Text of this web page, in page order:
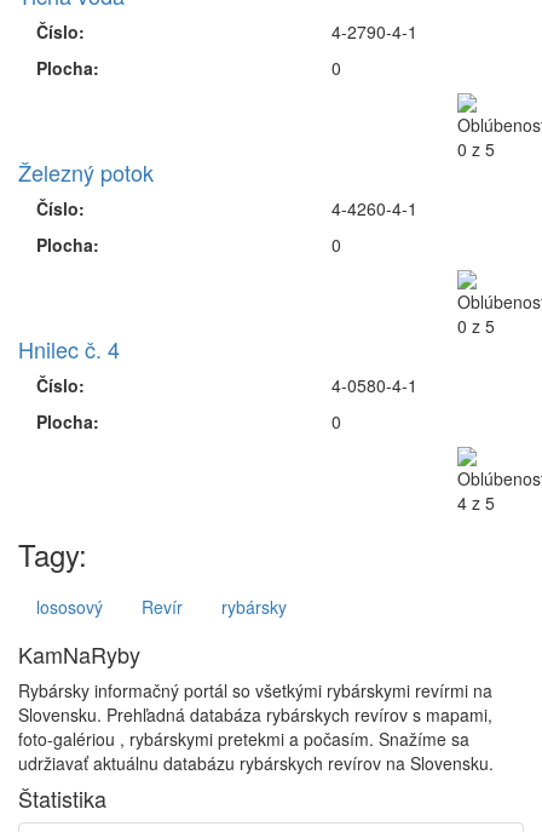
Číslo:
Plocha:
4-2790-4-1
0
Železný potok
Číslo:
Plocha:
4-4260-4-1
0
Hnilec č. 4
Číslo:
Plocha:
4-0580-4-1
0
Tagy:
lososový Revír rybársky
KamNaRyby
Rybársky informačný portál so všetkými rybárskymi revírmi na
Slovensku. Prehľadná databáza rybárskych revírov s mapami,
foto-galériou , rybárskymi pretekmi a počasím. Snažíme sa
udržiavať aktuálnu databázu rybárskych revírov na Slovensku.
Štatistika